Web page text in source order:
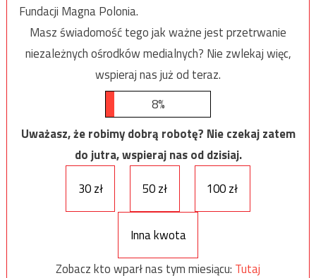
Fundacji Magna Polonia.
Masz świadomość tego jak ważne jest przetrwanie
niezależnych ośrodków medialnych? Nie zwlekaj więc,
wspieraj nas już od teraz.
8%
Uważasz, że robimy dobrą robotę? Nie czekaj zatem
do jutra, wspieraj nas od dzisiaj.
30 zł
50 zł 100 zł
Inna kwota
Zobacz kto wparł nas tym miesiącu: Tutaj